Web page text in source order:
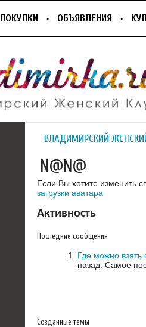
ПОКУПКИ ОБЪЯВЛЕНИЯ
ВЛАДИМИРСКИЙ
N@N@
Если Вы хотите изменить
загрузки аватара
Активность
Последние сообщения
Где можно взять
назад. Самое
Созданные темы